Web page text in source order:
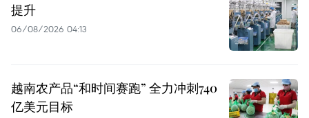
提升
06/08/2026 04:13
越南农产品“和时间赛跑” 全力冲刺740
亿美元目标